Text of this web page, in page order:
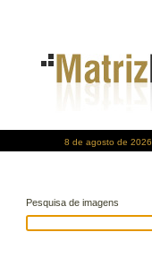
8 de agosto de 2026
Pesquisa de imagens